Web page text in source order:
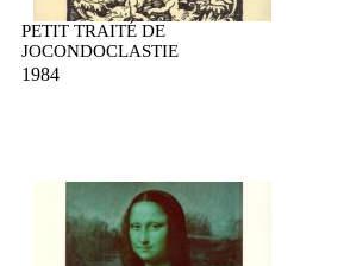
PETIT TRAITÉ DE
JOCONDOCLASTIE
1984